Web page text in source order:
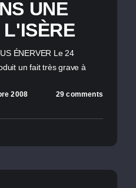
UNE
ÉNERVER Le 24
un fait très grave à
2008 29 comments